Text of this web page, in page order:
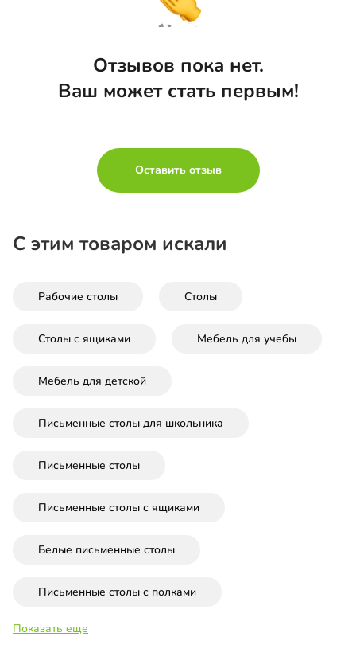
Отзывов пока нет.
Ваш может стать первым!
Оставить отзыв
С этим товаром искали
Рабочие столы Столы
Столы с ящиками Мебель для учебы
Мебель для детской
Письменные столы для школьника
Письменные столы
Письменные столы с ящиками
Белые письменные столы
Письменные столы с полками
Показать еще